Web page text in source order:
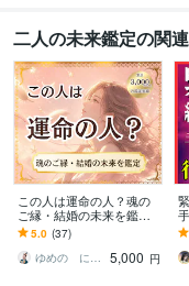
二人の未来鑑定の関
この人は運命の人？魂の
ご縁・結婚の未来を鑑定
します 魂が結ばれた理由
と未来を丁寧に読み解き
ます
5.0 (37)
ゆめの にじこ
5,000 円